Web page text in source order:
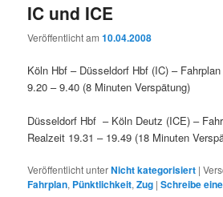
IC und ICE
Veröffentlicht am10.04.2008
Köln Hbf – Düsseldorf Hbf (IC) –
9.20 – 9.40 (8 Minuten Verspätung)
Düsseldorf Hbf – Köln Deutz (ICE) –
Realzeit 19.31 – 19.49 (18 Minuten
Veröffentlicht unterNicht kategorisiert |
Fahrplan, Pünktlichkeit,Zug |Schreibe